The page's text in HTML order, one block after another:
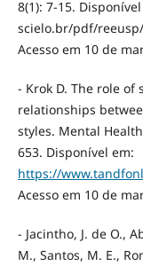
8(1): 7-15.
scielo.br/pdf/
Acesso em 10 de
- Krok D. The role
relationships
styles. Mental
653. Disponível em:
https://
Acesso em 10 de
- Jacintho, J. de O.,
M., Santos, M. E.,